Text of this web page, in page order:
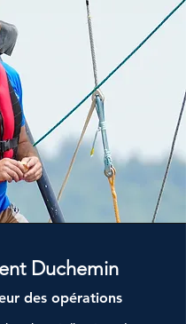
Duchemin
des opérations